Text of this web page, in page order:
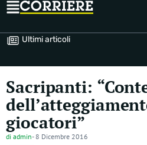
Ultimi articoli
Sacripanti:
giocatori”
di admin- 8 Dicembre 2016